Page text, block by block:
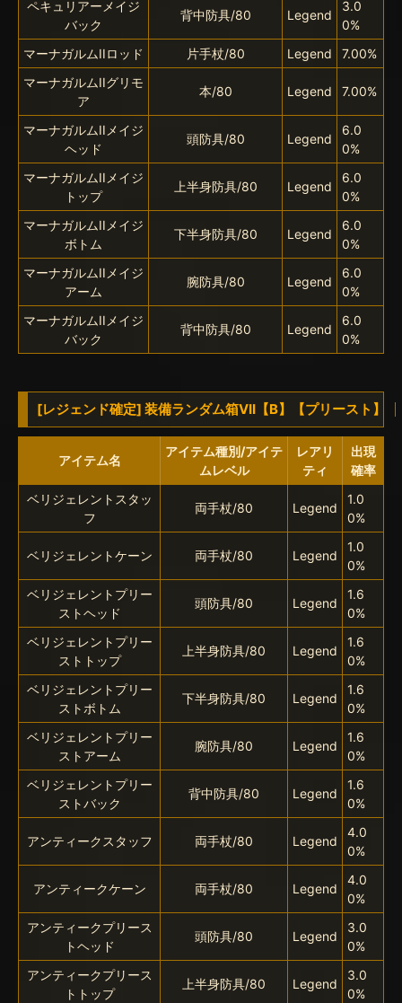
ペキュリアーメイジ
バック
背中防具/80 Legend
3.0
0%
マーナガルムIIロッド
片手杖/80 Legend
7.00%
マーナガルムIIグリモ
ア
本/80 Legend 7.00%
マーナガルムIIメイジ
ヘッド
頭防具/80 Legend
6.0
0%
マーナガルムIIメイジ
トップ
上半身防具/80 Legend
6.0
0%
マーナガルムIIメイジ
ボトム
下半身防具/80 Legend
6.0
0%
マーナガルムIIメイジ
アーム
腕防具/80 Legend
6.0
0%
マーナガルムIIメイジ
バック
背中防具/80 Legend
6.0
0%
[レジェンド確定] 装備ランダム箱VII【B】【プリースト】
アイテム名
アイテム種別/アイテ
ムレベル
レアリ
ティ
出現
確率
ベリジェレントスタッ
フ
両手杖/80 Legend
1.0
0%
ベリジェレントケーン 両手杖/80 Legend
1.0
0%
ベリジェレントプリー
ストヘッド
頭防具/80 Legend
1.6
0%
ベリジェレントプリー
ストトップ
上半身防具/80 Legend
1.6
0%
ベリジェレントプリー
ストボトム
下半身防具/80 Legend
1.6
0%
ベリジェレントプリー
ストアーム
腕防具/80 Legend
1.6
0%
ベリジェレントプリー
ストバック
背中防具/80 Legend
1.6
0%
アンティークスタッフ 両手杖/80 Legend
4.0
0%
アンティークケーン 両手杖/80 Legend
4.0
0%
アンティークプリース
トヘッド
頭防具/80 Legend
3.0
0%
アンティークプリース
トトップ
上半身防具/80 Legend
3.0
0%